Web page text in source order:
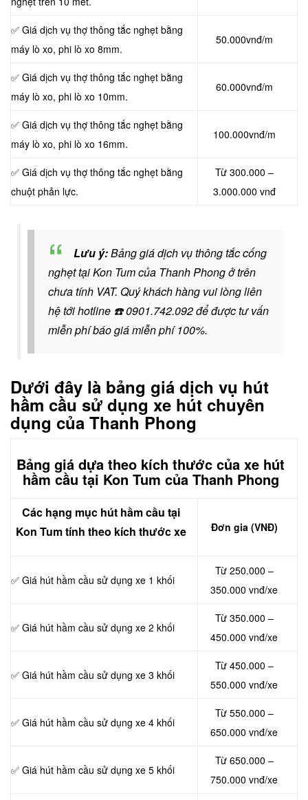
✅ Giá dịch vụ thợ thông tắc nghẹt bằng
máy lò xo, phi lò xo 8mm.
50.000vnđ/m
✅ Giá dịch vụ thợ thông tắc nghẹt bằng
máy lò xo, phi lò xo 10mm.
60.000vnđ/m
✅ Giá dịch vụ thợ thông tắc nghẹt bằng
máy lò xo, phi lò xo 16mm.
100.000vnđ/m
✅ Giá dịch vụ thợ thông tắc nghẹt bằng
chuột phản lực.
Từ 300.000 –
3.000.000 vnđ
Lưu ý:Bảng giá dịch vụ thông tắc cống
nghẹt tại Kon Tum của Thanh Phong ở trên
chưa tính VAT. Quý khách hàng vui lòng liên
hệ tới hotline ☎️0901.742.092để được tư vấn
miễn phí báo giá miễn phí 100%.
Dưới đây là bảng giá dịch vụ hút
hầm cầu sử dụng xe hút chuyên
dụng của Thanh Phong
Bảng giá dựa theo kích thước của xe hút
hầm cầu tại Kon Tum của Thanh Phong
Các hạng mục hút hầm cầu tại
Kon Tum tính theo kích thước xe
Đơn gia (VNĐ)
✅ Giá hút hầm cầu sử dụng xe 1 khối
Từ 250.000 –
350.000 vnđ/xe
✅ Giá hút hầm cầu sử dụng xe 2 khối
Từ 350.000 –
450.000 vnđ/xe
✅ Giá hút hầm cầu sử dụng xe 3 khối
Từ 450.000 –
550.000 vnđ/xe
✅ Giá hút hầm cầu sử dụng xe 4 khối
Từ 550.000 –
650.000 vnđ/xe
✅ Giá hút hầm cầu sử dụng xe 5 khối
Từ 650.000 –
750.000 vnđ/xe